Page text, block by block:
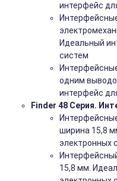
интерфейс
Идеальный
систем
одним
интерфейс
Finder 48 Серия.
ширина 15,8
электронных
15,8 мм.